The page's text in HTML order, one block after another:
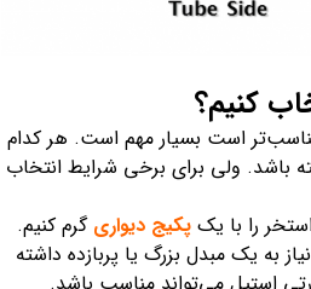
کنیم؟
مناسب‌تر است بسیار مهم است. هر کدام
باشد. ولی برای برخی شرایط انتخاب
پکیج دیواری گرم کنیم.
به یک مبدل بزرگ یا پربازده داشته